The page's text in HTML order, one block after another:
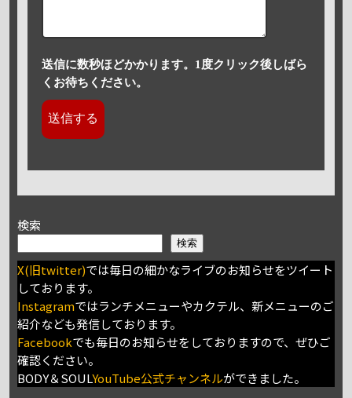
送信に数秒ほどかかります。1度クリック後しばら
くお待ちください。
検索
検索
X(旧twitter)では毎日の細かなライブのお知らせをツイート
しております。
Instagramではランチメニューやカクテル、新メニューのご
紹介なども発信しております。
Facebookでも毎日のお知らせをしておりますので、ぜひご
確認ください。
BODY＆SOULYouTube公式チャンネルができました。